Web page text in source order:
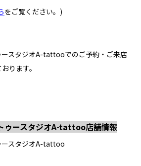
をご覧ください。 )
ースタジオA-tattooでのご予約・ご来店
ります。
ゥースタジオA-tattoo店舗情報
ースタジオA-tattoo